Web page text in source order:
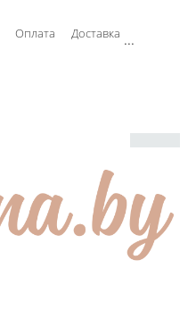
Оплата Доставка ...